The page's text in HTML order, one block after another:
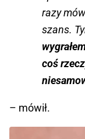
razy
szans.
coś
– mówił.